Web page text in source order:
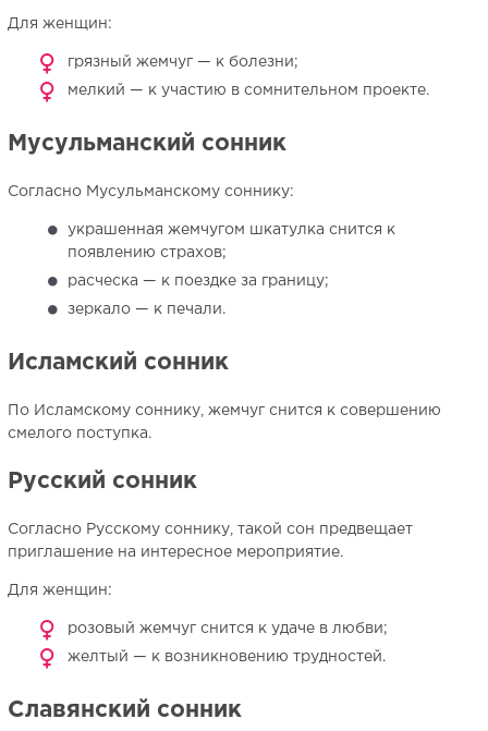
Для женщин:
грязный жемчуг — к болезни;
мелкий — к участию в сомнительном проекте.
Мусульманский сонник
Согласно Мусульманскому соннику:
украшенная жемчугом шкатулка снится к
появлению страхов;
расческа — к поездке за границу;
зеркало — к печали.
Исламский сонник
По Исламскому соннику, жемчуг снится к совершению
смелого поступка.
Русский сонник
Согласно Русскому соннику, такой сон предвещает
приглашение на интересное мероприятие.
Для женщин:
розовый жемчуг снится к удаче в любви;
желтый — к возникновению трудностей.
Славянский сонник